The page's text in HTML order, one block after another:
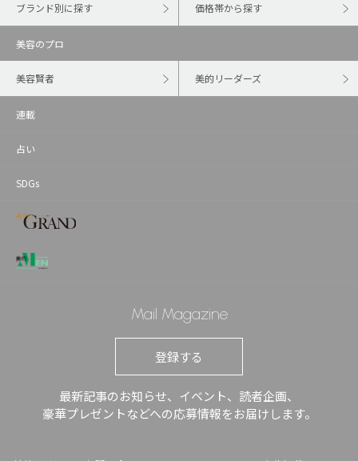
ブランド別に探す 価格帯から探す
美容のプロ
美容賢者 美的リーダーズ
連載
占い
SDGs
Mail Magazine
登録する
最新記事のお知らせ、イベント、読者企画、
豪華プレゼントなどへの応募情報をお届けします。